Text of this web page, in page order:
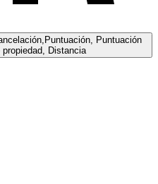
Puntuación
Distancia